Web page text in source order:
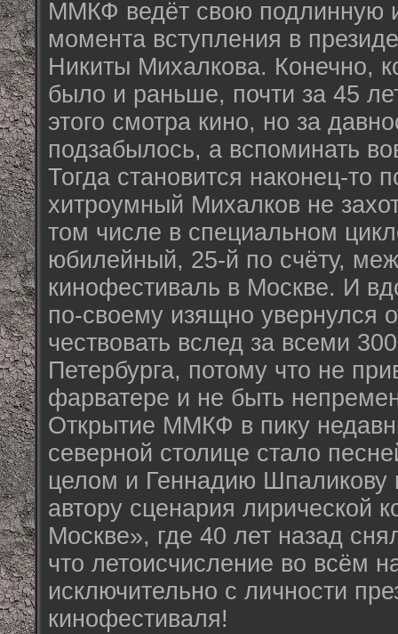
ММКФ ведёт свою подлинную
момента вступления в
Никиты Михалкова. Конечно,
было и раньше, почти за 45
этого смотра кино, но за
подзабылось, а вспоминать
Тогда становится наконец-то
хитроумный Михалков не
том числе в специальном
юбилейный, 25-й по счёту,
кинофестиваль в Москве. И
по-своему изящно увернулся
чествовать вслед за всеми
Петербурга, потому что не
фарватере и не быть
Открытие ММКФ в пику
северной столице стало
целом и Геннадию Шпаликову
автору сценария лирической
Москве», где 40 лет назад
что летоисчисление во всём
исключительно с личности
кинофестиваля!